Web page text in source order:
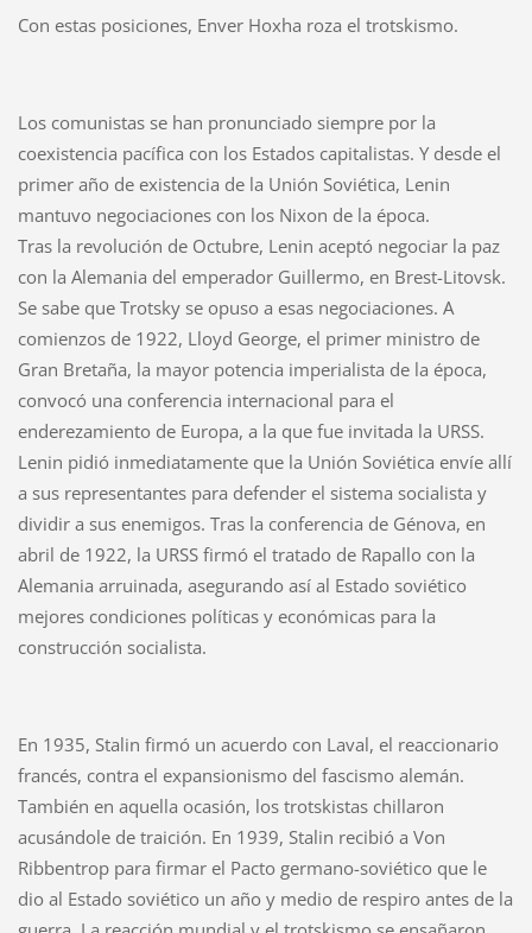
Con estas posiciones, Enver Hoxha roza el trotskismo.
Los comunistas se han pronunciado siempre por la
coexistencia pacífica con los Estados capitalistas. Y desde el
primer año de existencia de la Unión Soviética, Lenin
mantuvo negociaciones con los Nixon de la época.
Tras la revolución de Octubre, Lenin aceptó negociar la paz
con la Alemania del emperador Guillermo, en Brest-Litovsk.
Se sabe que Trotsky se opuso a esas negociaciones. A
comienzos de 1922, Lloyd George, el primer ministro de
Gran Bretaña, la mayor potencia imperialista de la época,
convocó una conferencia internacional para el
enderezamiento de Europa, a la que fue invitada la URSS.
Lenin pidió inmediatamente que la Unión Soviética envíe allí
a sus representantes para defender el sistema socialista y
dividir a sus enemigos. Tras la conferencia de Génova, en
abril de 1922, la URSS firmó el tratado de Rapallo con la
Alemania arruinada, asegurando así al Estado soviético
mejores condiciones políticas y económicas para la
construcción socialista.
En 1935, Stalin firmó un acuerdo con Laval, el reaccionario
francés, contra el expansionismo del fascismo alemán.
También en aquella ocasión, los trotskistas chillaron
acusándole de traición. En 1939, Stalin recibió a Von
Ribbentrop para firmar el Pacto germano-soviético que le
dio al Estado soviético un año y medio de respiro antes de la